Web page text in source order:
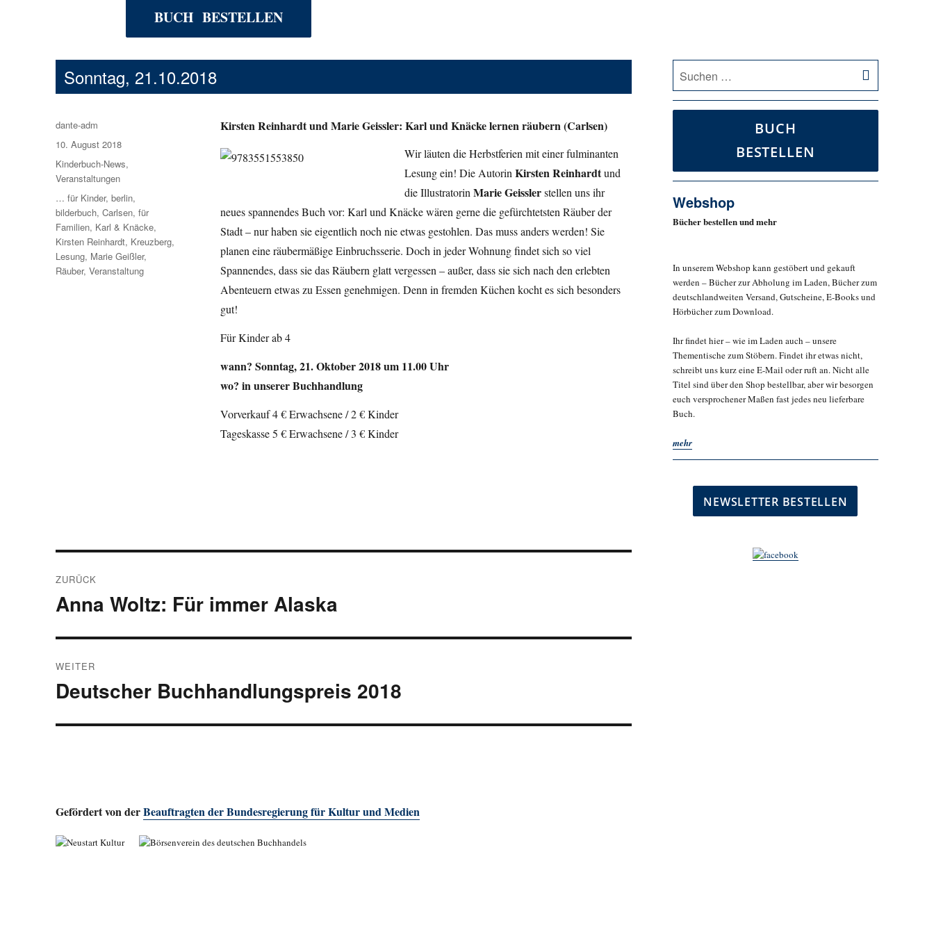
BUCH BESTELLEN
Sonntag, 21.10.2018
Kirsten Reinhardt und Marie Geissler: Karl und Knäcke lernen räubern (Carlsen)
Wir läuten die Herbstferien mit einer fulminanten
Lesung ein! Die AutorinKirsten Reinhardtund
die IllustratorinMarie Geisslerstellen uns ihr
neues spannendes Buch vor: Karl und Knäcke wären gerne die gefürchtetsten Räuber der
Stadt – nur haben sie eigentlich noch nie etwas gestohlen. Das muss anders werden! Sie
planen eine räubermäßige Einbruchsserie. Doch in jeder Wohnung findet sich so viel
Spannendes, dass sie das Räubern glatt vergessen – außer, dass sie sich nach den erlebten
Abenteuern etwas zu Essen genehmigen. Denn in fremden Küchen kocht es sich besonders
gut!
Für Kinder ab 4
wann? Sonntag, 21. Oktober 2018 um 11.00 Uhr
wo? in unserer Buchhandlung
Vorverkauf 4 € Erwachsene / 2 € Kinder
Tageskasse 5 € Erwachsene / 3 € Kinder
Autor
dante-adm
Veröffentlicht
am
10. August 2018
Kategorien
Kinderbuch-News,
Veranstaltungen
Schlagwörter
… für Kinder,berlin,
bilderbuch,Carlsen,für
Familien, Karl & Knäcke,
Kirsten Reinhardt, Kreuzberg,
Lesung, Marie Geißler,
Räuber,Veranstaltung
ZURÜCK
Vorheriger
Anna Woltz: Für immer Alaska
WEITER
Nächster
Deutscher Buchhandlungspreis 2018
Gefördert von derBeauftragten der Bundesregierung für Kultur und Medien
nach:
BUCH
BESTELLEN
Webshop
Bücher bestellen und mehr
In unserem Webshop kann gestöbert und gekauft
werden – Bücher zur Abholung im Laden, Bücher zum
deutschlandweiten Versand, Gutscheine, E-Books und
Hörbücher zum Download.
Ihr findet hier – wie im Laden auch – unsere
Thementische zum Stöbern. Findet ihr etwas nicht,
schreibt uns kurz eine E-Mail oder ruft an. Nicht alle
Titel sind über den Shop bestellbar, aber wir besorgen
euch versprochener Maßen fast jedes neu lieferbare
Buch.
mehr